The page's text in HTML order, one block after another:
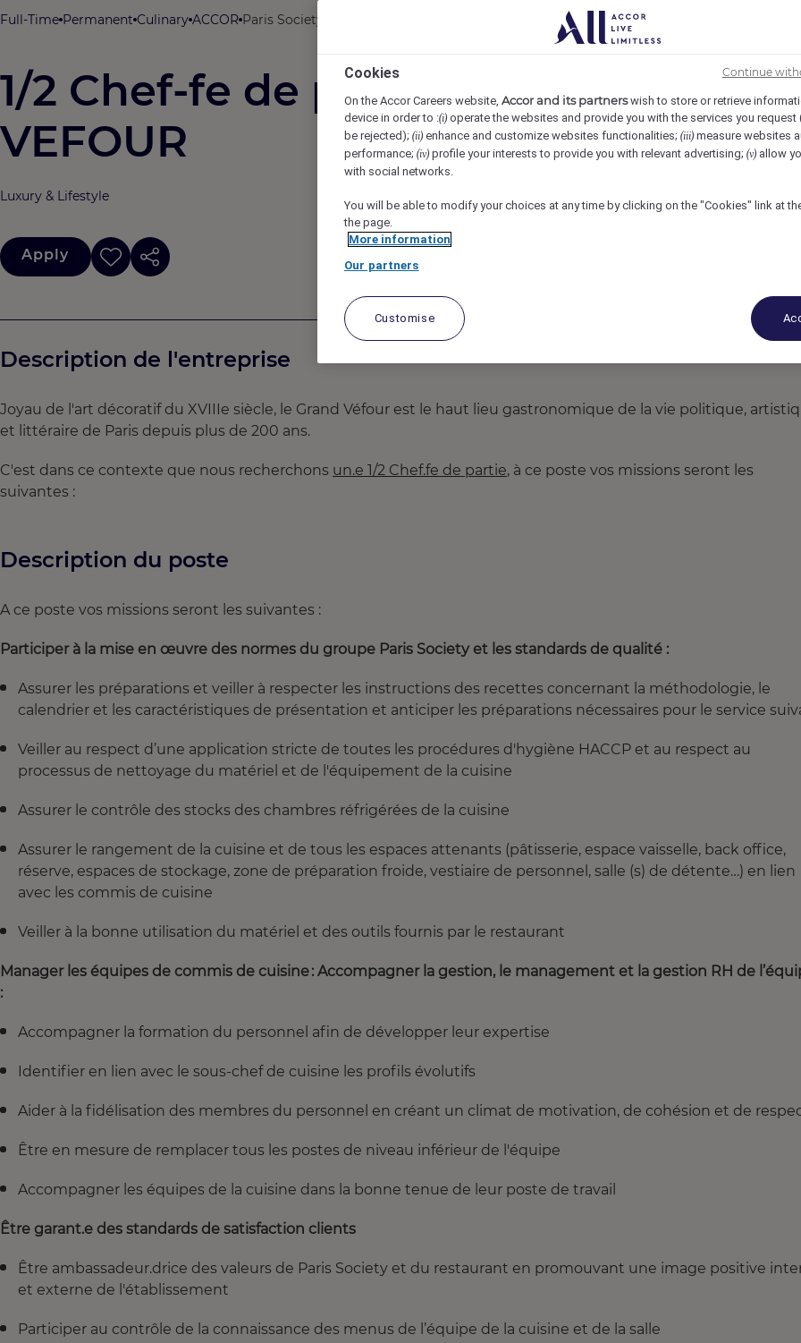
Full-Time Permanent Culinary ACCOR Paris Society, Paris, France
1/2 Chef-fe de partie - LE GRAND
VEFOUR
Luxury & Lifestyle
Apply
Description de l'entreprise
Joyau de l'art décoratif du XVIIIe siècle, le Grand Véfour est le haut lieu gastronomique de la vie politique,
et littéraire de Paris depuis plus de 200 ans.
C'est dans ce contexte que nous recherchons un.e 1/2 Chef.fe de partie, à ce poste vos missions seront les
suivantes :
Description du poste
A ce poste vos missions seront les suivantes :
Participer à la mise en œuvre des normes du groupe Paris Society et les standards de qualité :
Assurer les préparations et veiller à respecter les instructions des recettes concernant la méthodologie, le
calendrier et les caractéristiques de présentation et anticiper les préparations nécessaires pour le service
Veiller au respect d’une application stricte de toutes les procédures d'hygiène HACCP et au respect au
processus de nettoyage du matériel et de l'équipement de la cuisine
Assurer le contrôle des stocks des chambres réfrigérées de la cuisine
Assurer le rangement de la cuisine et de tous les espaces attenants (pâtisserie, espace vaisselle, back office,
réserve, espaces de stockage, zone de préparation froide, vestiaire de personnel, salle (s) de détente…) en lien
avec les commis de cuisine
Veiller à la bonne utilisation du matériel et des outils fournis par le restaurant
Manager les équipes de commis de cuisine : Accompagner la gestion, le management et la gestion RH de
:
Accompagner la formation du personnel afin de développer leur expertise
Identifier en lien avec le sous-chef de cuisine les profils évolutifs
Aider à la fidélisation des membres du personnel en créant un climat de motivation, de cohésion et de
Être en mesure de remplacer tous les postes de niveau inférieur de l'équipe
Accompagner les équipes de la cuisine dans la bonne tenue de leur poste de travail
Être garant.e des standards de satisfaction clients
Être ambassadeur.drice des valeurs de Paris Society et du restaurant en promouvant une image positive
et externe de l'établissement
Participer au contrôle de la connaissance des menus de l’équipe de la cuisine et de la salle
Cookies
On the Accor Careers website, Accor and its partnerswish to store or retrieve
device in order to :(i) operate the websites and provide you with the services you request
be rejected); (ii) enhance and customize websites functionalities; (iii) measure websites
performance; (iv) profile your interests to provide you with relevant advertising; (v) allow
with social networks.
You will be able to modify your choices at any time by clicking on the "Cookies" link at
the page.
More information
Our partners
Customise
Continue